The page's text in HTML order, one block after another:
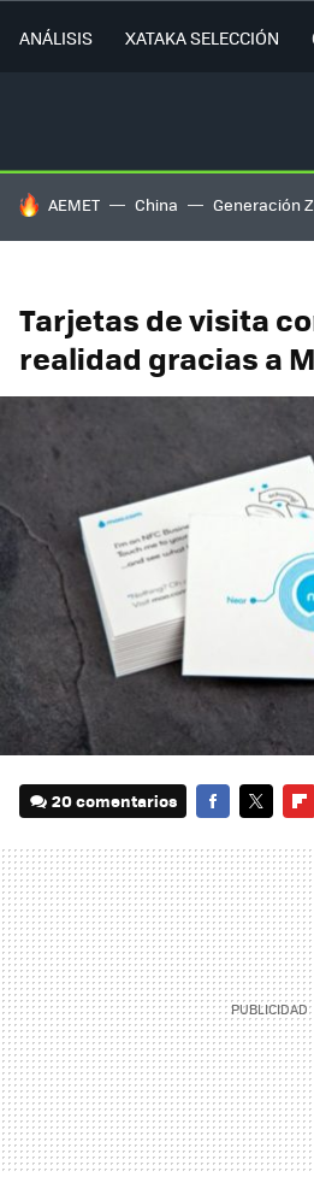
ANÁLISIS XATAKA SELECCIÓN
HOY SE HABLA DE
AEMET China Generación Z
Tarjetas de visita
realidad gracias a
20 comentarios